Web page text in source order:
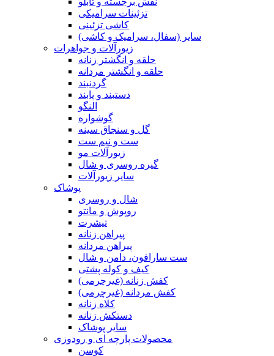
تزئینات سرامیکی
کاشی تزئینی
سایر (سفال، سرامیک و کاشی)
زیورآلات و جواهرات
حلقه و انگشتر زنانه
حلقه و انگشتر مردانه
گردنبند
دستبند و پابند
النگو
گوشواره
گل و سنجاق سینه
ست و نیم ست
زیورآلات مو
گیره روسری و شال
سایر زیورآلات
پوشاک
شال و روسری
روپوش و مانتو
تیشرت
پیراهن زنانه
پیراهن مردانه
ست سارافون، دامن و شال
کیف و کوله پشتی
کفش زنانه (غیرچرمی)
کفش مردانه (غیرچرمی)
کلاه زنانه
دستکش زنانه
سایر پوشاک
محصولات پارچه ای و رودوزی
کوسن